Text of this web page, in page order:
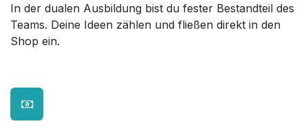
In der dualen Ausbildung bist du fester Bestandteil des
Teams. Deine Ideen zählen und fließen direkt in den
Shop ein.